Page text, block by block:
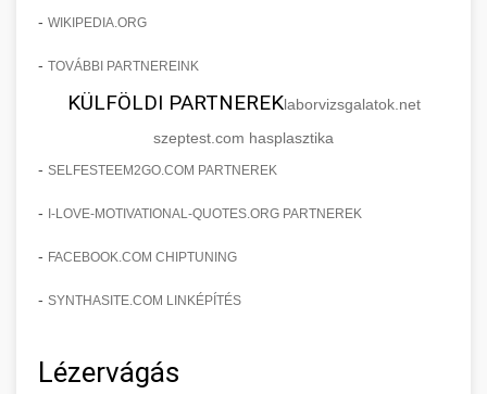
- WIKIPEDIA.ORG
- TOVÁBBI PARTNEREINK
KÜLFÖLDI PARTNEREKlaborvizsgalatok.net
szeptest.com hasplasztika
- SELFESTEEM2GO.COM PARTNEREK
- I-LOVE-MOTIVATIONAL-QUOTES.ORG PARTNEREK
- FACEBOOK.COM CHIPTUNING
- SYNTHASITE.COM LINKÉPÍTÉS
Lézervágás